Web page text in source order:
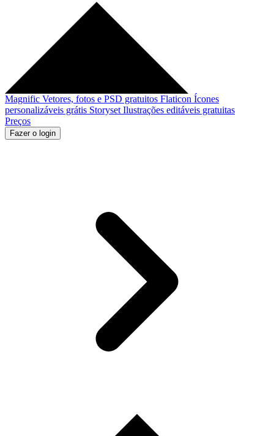
Magnific Vetores, fotos e PSD gratuitos Flaticon Ícones
personalizáveis grátis Storyset Ilustrações editáveis gratuitas
Preços
Fazer o login